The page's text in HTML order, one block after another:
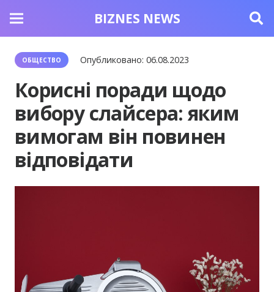
BIZNES NEWS
ОБЩЕСТВО Опубликовано:06.08.2023
Корисні поради щодо
вибору слайсера: яким
вимогам він повинен
відповідати